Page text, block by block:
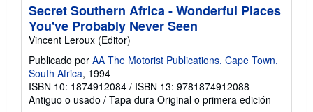
Secret Southern Africa - Wonderful Places
You've Probably Never Seen
Vincent Leroux (Editor)
Publicado por AA The Motorist Publications, Cape Town,
South Africa, 1994
ISBN 10: 1874912084 / ISBN 13: 9781874912088
Antiguo o usado / Tapa dura Original o primera edición